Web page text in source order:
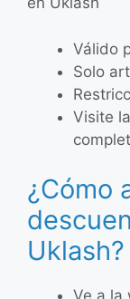
Válido
Solo
Visite
¿Cómo
Uklash?
Ve a la